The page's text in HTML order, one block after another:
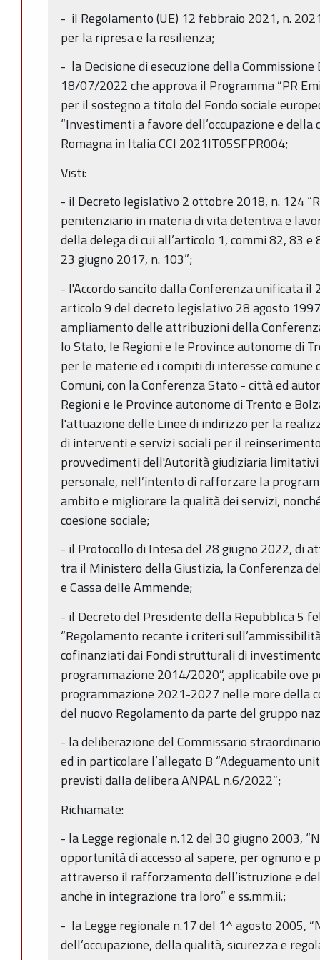
- il Regolamento (UE) 12 febbraio 2021, n.
per la ripresa e la resilienza;
- la Decisione di esecuzione della
18/07/2022 che approva il Programma “PR
per il sostegno a titolo del Fondo sociale
“Investimenti a favore dell’occupazione e della
Romagna in Italia CCI 2021IT05SFPR004;
Visti:
- il Decreto legislativo 2 ottobre 2018, n. 124
penitenziario in materia di vita detentiva e
della delega di cui all’articolo 1, commi 82, 83
23 giugno 2017, n. 103”;
- l'Accordo sancito dalla Conferenza unificata il
articolo 9 del decreto legislativo 28 agosto
ampliamento delle attribuzioni della
lo Stato, le Regioni e le Province autonome di
per le materie ed i compiti di interesse comune
Comuni, con la Conferenza Stato - città ed
Regioni e le Province autonome di Trento e
l'attuazione delle Linee di indirizzo per la
di interventi e servizi sociali per il
provvedimenti dell'Autorità giudiziaria
personale, nell’intento di rafforzare la
ambito e migliorare la qualità dei servizi,
coesione sociale;
- il Protocollo di Intesa del 28 giugno 2022, di
tra il Ministero della Giustizia, la Conferenza
e Cassa delle Ammende;
- il Decreto del Presidente della Repubblica 5
“Regolamento recante i criteri
cofinanziati dai Fondi strutturali di
programmazione 2014/2020”, applicabile ove
programmazione 2021-2027 nelle more della
del nuovo Regolamento da parte del gruppo
- la deliberazione del Commissario
ed in particolare l’allegato B “Adeguamento
previsti dalla delibera ANPAL n.6/2022”;
Richiamate:
- la Legge regionale n.12 del 30 giugno 2003,
opportunità di accesso al sapere, per ognuno e
attraverso il rafforzamento dell’istruzione e
anche in integrazione tra loro” e ss.mm.ii.;
- la Legge regionale n.17 del 1^ agosto 2005,
dell’occupazione, della qualità, sicurezza e